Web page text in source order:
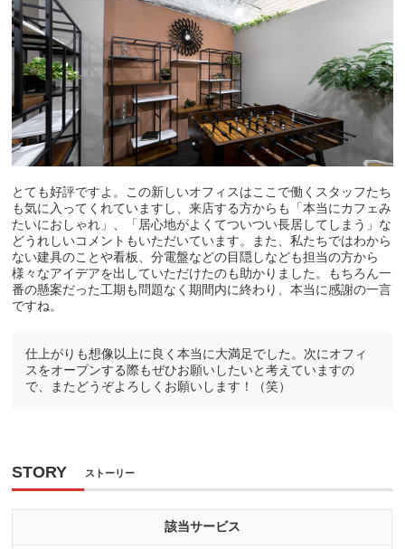
とても好評ですよ。この新しいオフィスはここで働くスタッフたち
も気に入ってくれていますし、来店する方からも「本当にカフェみ
たいにおしゃれ」、「居心地がよくてついつい長居してしまう」な
どうれしいコメントもいただいています。また、私たちではわから
ない建具のことや看板、分電盤などの目隠しなども担当の方から
様々なアイデアを出していただけたのも助かりました。もちろん一
番の懸案だった工期も問題なく期間内に終わり、本当に感謝の一言
ですね。
仕上がりも想像以上に良く本当に大満足でした。次にオフィ
スをオープンする際もぜひお願いしたいと考えていますの
で、またどうぞよろしくお願いします！（笑）
STORY ストーリー
該当サービス